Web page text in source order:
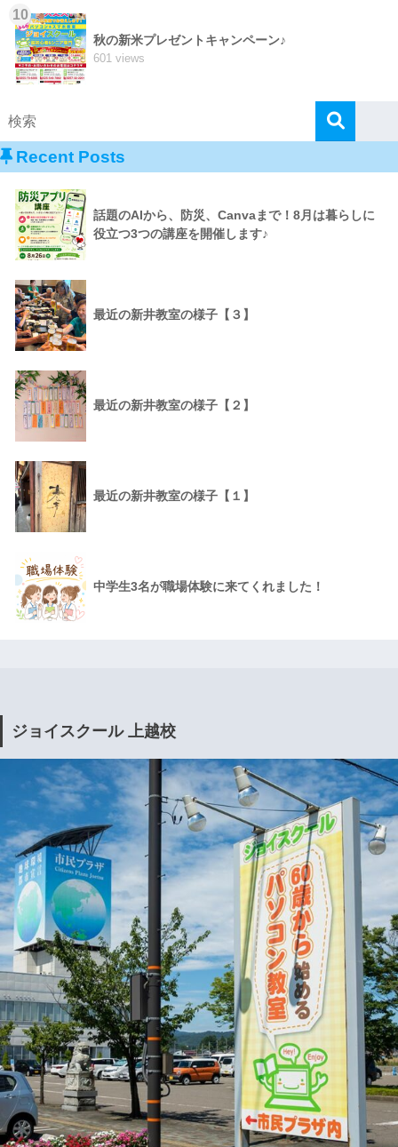
10
秋の新米プレゼントキャンペーン♪
601 views
Recent Posts
話題のAIから、防災、Canvaまで！8月は暮らしに
役立つ3つの講座を開催します♪
最近の新井教室の様子【３】
最近の新井教室の様子【２】
最近の新井教室の様子【１】
中学生3名が職場体験に来てくれました！
ジョイスクール 上越校